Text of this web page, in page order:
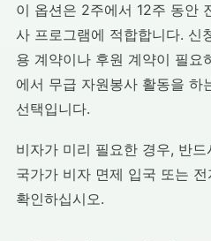
이 옵션은 2주에서 12주 동안
사 프로그램에 적합합니다. 신
용 계약이나 후원 계약이 필요
에서 무급 자원봉사 활동을 하
선택입니다.
비자가 미리 필요한 경우, 반
국가가 비자 면제 입국 또는
확인하십시오.